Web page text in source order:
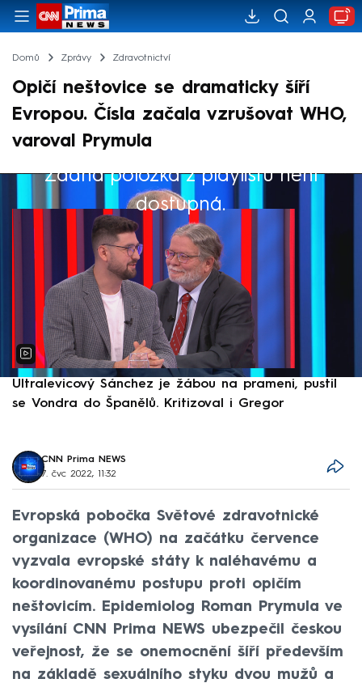
Domů Zprávy Zdravotnictví
Opičí neštovice se dramaticky šíří
Evropou. Čísla začala vzrušovat WHO,
varoval Prymula
Žádná položka z playlistu není
dostupná.
Výběr redakce
Ultralevicový Sánchez je žábou na prameni, pustil
se Vondra do Španělů. Kritizoval i Gregor
CNN Prima NEWS
7. čvc 2022, 11:32
Evropská pobočka Světové zdravotnické
organizace (WHO) na začátku července
vyzvala evropské státy k naléhavému a
koordinovanému postupu proti opičím
neštovicím. Epidemiolog Roman Prymula ve
vysílání CNN Prima NEWS ubezpečil českou
veřejnost, že se onemocnění šíří především
na základě sexuálního styku dvou mužů a